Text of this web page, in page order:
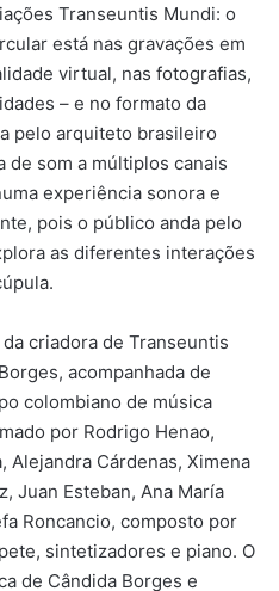
Transeuntis Mundi: o
está nas gravações em
virtual, nas fotografias,
– e no formato da
pelo arquiteto brasileiro
de som a múltiplos canais
experiência sonora e
pois o público anda pelo
as diferentes interações
criadora de Transeuntis
acompanhada de
colombiano de música
por Rodrigo Henao,
Alejandra Cárdenas, Ximena
Juan Esteban, Ana María
Roncancio, composto por
sintetizadores e piano. O
de Cândida Borges e